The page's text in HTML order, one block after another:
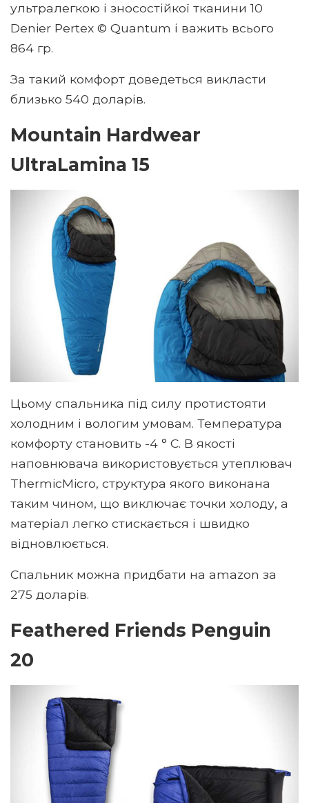
ультралегкою і зносостійкої тканини 10
Denier Pertex © Quantum і важить всього
864 гр.
За такий комфорт доведеться викласти
близько 540 доларів.
Mountain Hardwear
UltraLamina 15
Цьому спальника під силу протистояти
холодним і вологим умовам. Температура
комфорту становить -4 ° C. В якості
наповнювача використовується утеплювач
ThermicMicro, структура якого виконана
таким чином, що виключає точки холоду, а
матеріал легко стискається і швидко
відновлюється.
Спальник можна придбати на amazon за
275 доларів.
Feathered Friends Penguin
20